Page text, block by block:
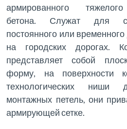
армированного
бетона. Служат для
постоянного или
на городских дорогах.
представляет собой
форму, на поверхности
технологических ниши
монтажных петель, они
армирующей сетке.